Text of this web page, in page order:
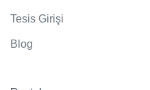
Tesis Girişi
Blog